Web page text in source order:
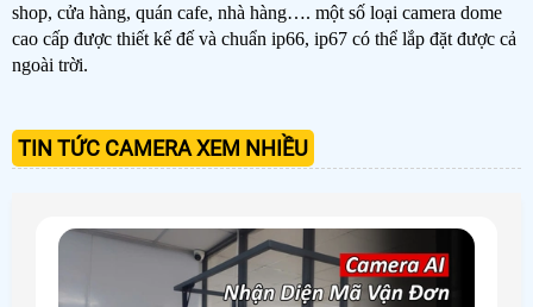
shop, cửa hàng, quán cafe, nhà hàng…. một số loại camera dome
cao cấp được thiết kế đế và chuẩn ip66, ip67 có thể lắp đặt được cả
ngoài trời.
TIN TỨC CAMERA XEM NHIỀU